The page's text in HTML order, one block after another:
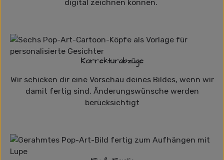
digital zeichnen können.
Korrekturabzüge
Wir schicken dir eine Vorschau deines Bildes, wenn wir
damit fertig sind. Änderungswünsche werden
berücksichtigt